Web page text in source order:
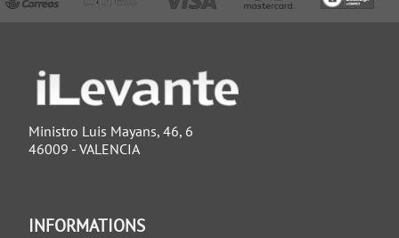
Ministro Luis Mayans, 46, 6
46009 - VALENCIA
INFORMATIONS